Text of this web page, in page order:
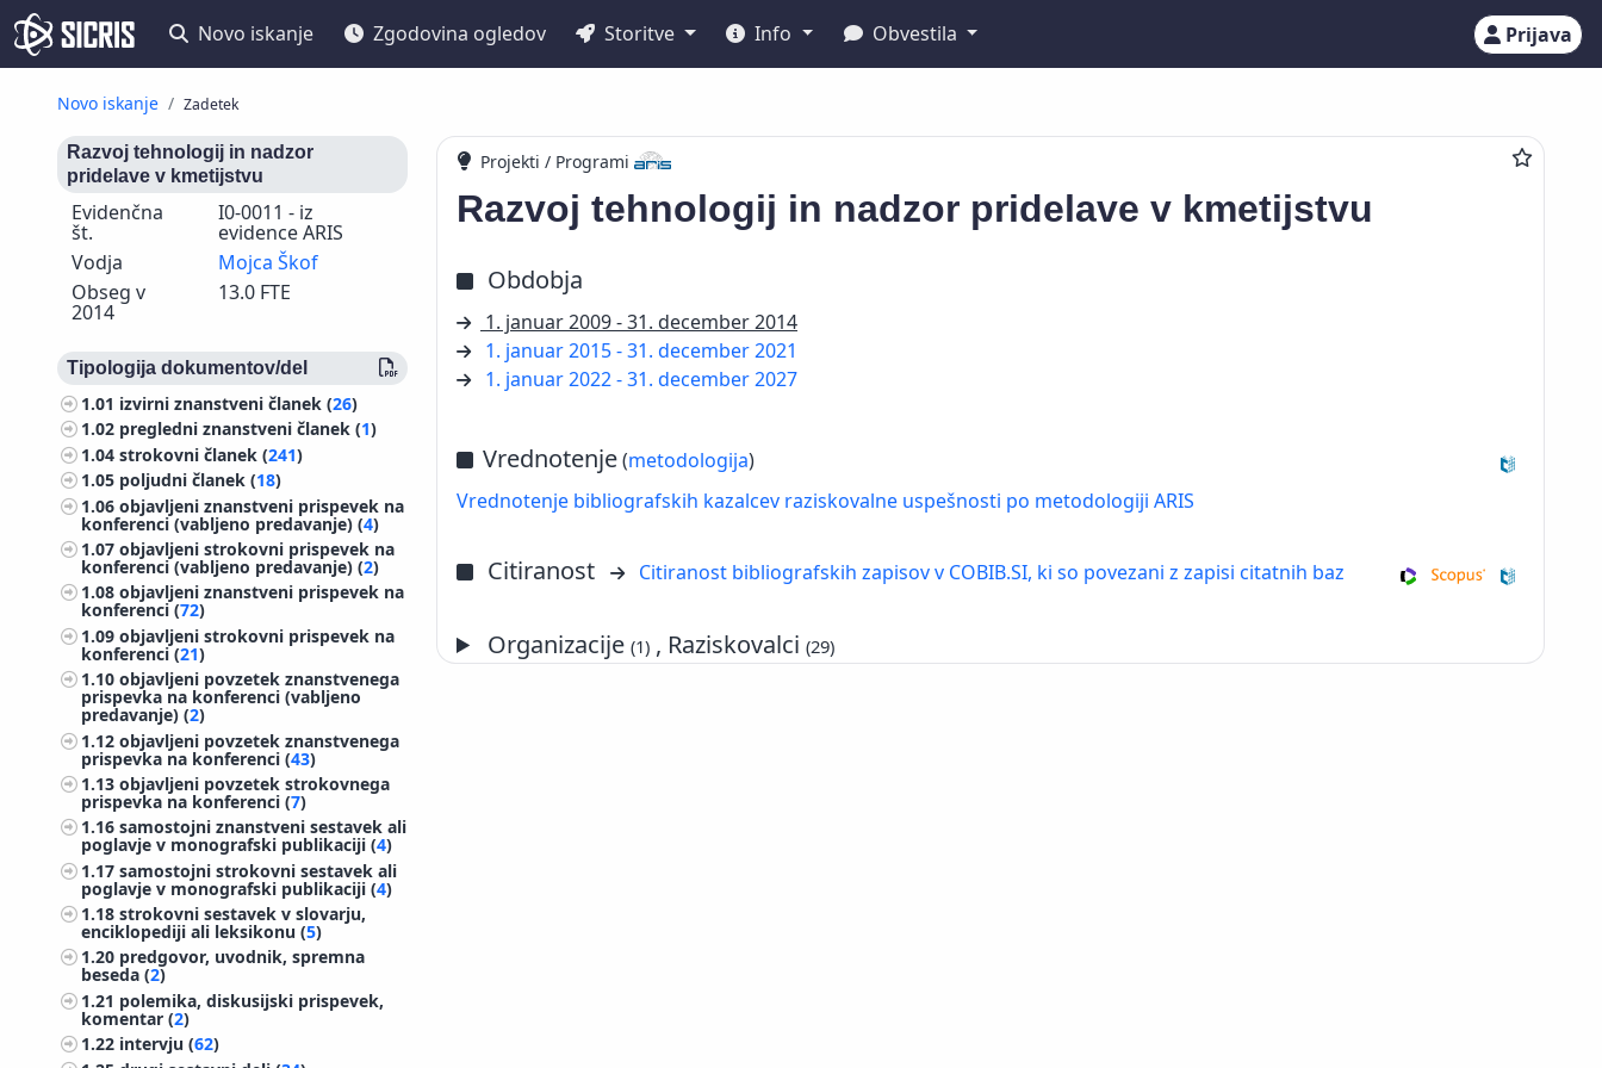
Novo iskanje Zgodovina ogledov Storitve Info Obvestila Prijava
Novo iskanje Zadetek
Razvoj tehnologij in nadzor
pridelave v kmetijstvu
Evidenčna
št.
I0-0011 - iz
evidence ARIS
Vodja
Mojca Škof
Obseg v
2014
13.0 FTE
Tipologija dokumentov/del
1.01 izvirni znanstveni članek (26)
1.02 pregledni znanstveni članek (1)
1.04strokovni članek (241)
1.05 poljudni članek (18)
1.06objavljeni znanstveni prispevek na
konferenci (vabljeno predavanje) (4)
1.07objavljeni strokovni prispevek na
konferenci (vabljeno predavanje) (2)
1.08objavljeni znanstveni prispevek na
konferenci (72)
1.09objavljeni strokovni prispevek na
konferenci (21)
1.10objavljeni povzetek znanstvenega
prispevka na konferenci (vabljeno
predavanje) (2)
1.12objavljeni povzetek znanstvenega
prispevka na konferenci (43)
1.13objavljeni povzetek strokovnega
prispevka na konferenci (7)
1.16samostojni znanstveni sestavek ali
poglavje v monografski publikaciji (4)
1.17samostojni strokovni sestavek ali
poglavje v monografski publikaciji (4)
1.18strokovni sestavek v slovarju,
enciklopediji ali leksikonu (5)
1.20 predgovor, uvodnik, spremna
beseda (2)
1.21 polemika, diskusijski prispevek,
komentar (2)
1.22 intervju (62)
Projekti / Programi
Razvoj tehnologij in nadzor pridelave v kmetijstvu
Obdobja
1. januar 2009 - 31. december 2014
1. januar 2015 - 31. december 2021
1. januar 2022 - 31. december 2027
Vrednotenje(metodologija)
Vrednotenje bibliografskih kazalcev raziskovalne uspešnosti po metodologiji ARIS
Citiranost Citiranost bibliografskih zapisov v COBIB.SI, ki so povezani z zapisi citatnih baz
Organizacije(1) , Raziskovalci(29)